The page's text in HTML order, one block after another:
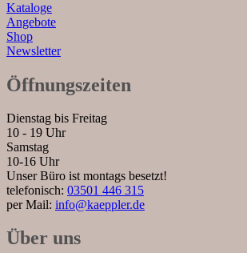
Kataloge
Angebote
Shop
Newsletter
Öffnungszeiten
Dienstag bis Freitag
10 - 19 Uhr
Samstag
10-16 Uhr
Unser Büro ist montags besetzt!
telefonisch: 03501 446 315
per Mail: info@kaeppler.de
Über uns